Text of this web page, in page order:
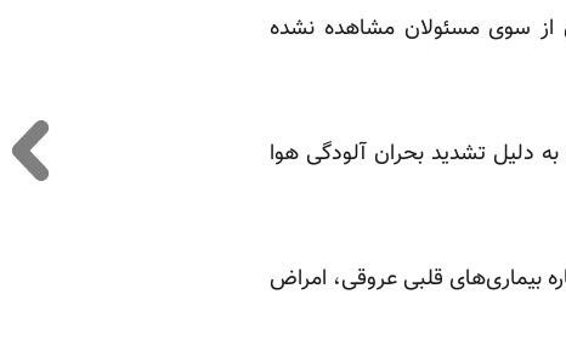
از سوی مسئولان مشاهده نشده
دلیل تشدید بحران آلودگی‌ هوا
بیماری‌های قلبی عروقی، امراض